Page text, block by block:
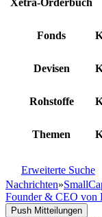
Xetra-Orderbuch
Fonds
Devisen
Rohstoffe
Themen
Erweiterte Suche
Nachrichten»
Founder & CEO
Push Mitteilungen